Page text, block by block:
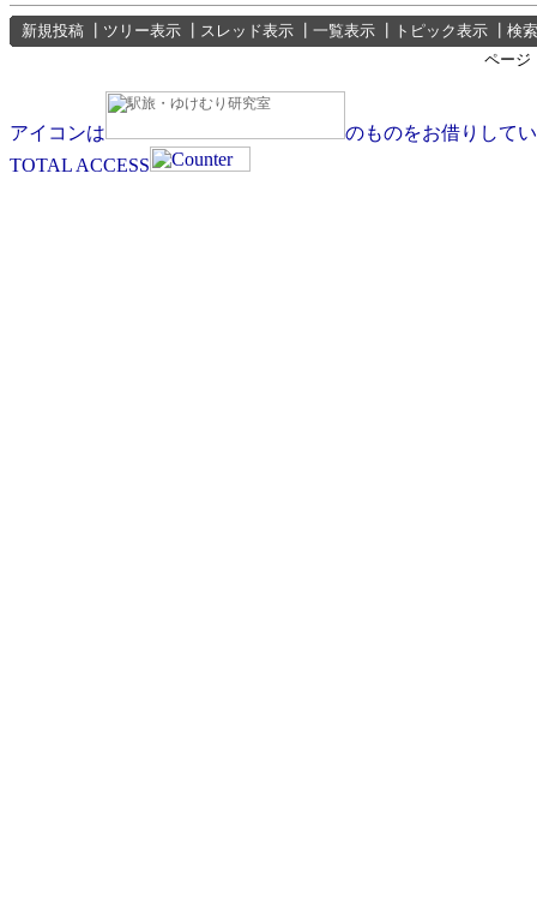
新規投稿 ツリー表示 スレッド表示 一覧表示 トピック表示
検索
ページ
アイコンは
のものをお借りして
TOTAL ACCESS